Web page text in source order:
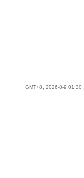
GMT+8, 2026-8-9 01:30